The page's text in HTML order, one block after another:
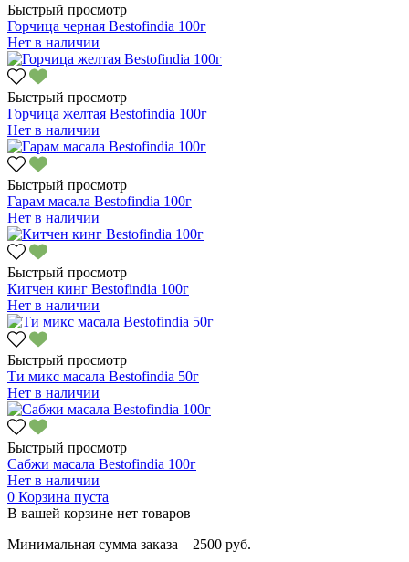
Быстрый просмотр
Горчица черная Bestofindia 100г
Нет в наличии
Быстрый просмотр
Горчица желтая Bestofindia 100г
Нет в наличии
Быстрый просмотр
Гарам масала Bestofindia 100г
Нет в наличии
Быстрый просмотр
Китчен кинг Bestofindia 100г
Нет в наличии
Быстрый просмотр
Ти микс масала Bestofindia 50г
Нет в наличии
Быстрый просмотр
Сабжи масала Bestofindia 100г
Нет в наличии
0 Корзина пуста
В вашей корзине нет товаров
Минимальная сумма заказа – 2500 руб.